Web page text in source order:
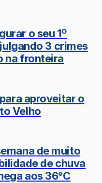
o seu 1º
3 crimes
na fronteira
aproveitar o
Velho
de muito
de chuva
aos 36°C